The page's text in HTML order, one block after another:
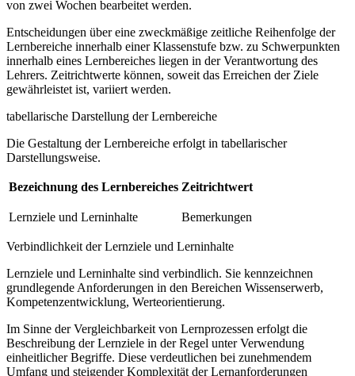
von zwei Wochen bearbeitet werden.
Entscheidungen über eine zweckmäßige zeitliche Reihenfolge der
Lernbereiche innerhalb einer Klassenstufe bzw. zu Schwerpunkten
innerhalb eines Lernbereiches liegen in der Verantwortung des
Lehrers. Zeitrichtwerte können, soweit das Erreichen der Ziele
gewährleistet ist, variiert werden.
tabellarische Darstellung der Lernbereiche
Die Gestaltung der Lernbereiche erfolgt in tabellarischer
Darstellungsweise.
Bezeichnung des Lernbereiches Zeitrichtwert
Lernziele und Lerninhalte Bemerkungen
Verbindlichkeit der Lernziele und Lerninhalte
Lernziele und Lerninhalte sind verbindlich. Sie kennzeichnen
grundlegende Anforderungen in den Bereichen Wissenserwerb,
Kompetenzentwicklung, Werteorientierung.
Im Sinne der Vergleichbarkeit von Lernprozessen erfolgt die
Beschreibung der Lernziele in der Regel unter Verwendung
einheitlicher Begriffe. Diese verdeutlichen bei zunehmendem
Umfang und steigender Komplexität der Lernanforderungen